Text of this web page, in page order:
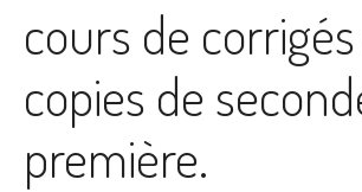
cours de
copies de
première.